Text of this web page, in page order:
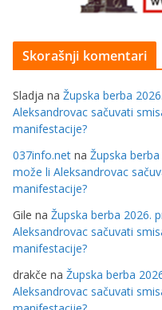
Skorašnji komentari
Sladja na Župska berba
Aleksandrovac sačuvati
manifestacije?
037info.net na Župska
može li Aleksandrovac
manifestacije?
Gile na Župska berba 2026.
Aleksandrovac sačuvati
manifestacije?
drakče na Župska berba
Aleksandrovac sačuvati